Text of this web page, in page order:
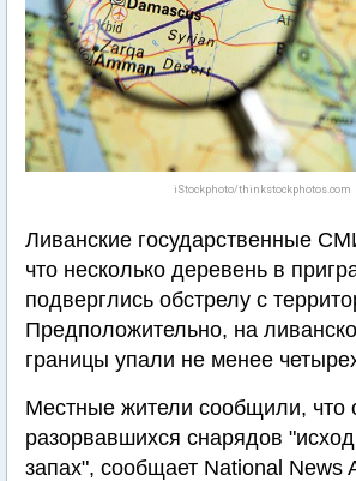
iStockphoto/thinkstockphotos.com
Ливанские государственные
что несколько деревень в
подверглись обстрелу с
Предположительно, на
границы упали не менее
Местные жители сообщили, что
разорвавшихся снарядов
запах", сообщает National News